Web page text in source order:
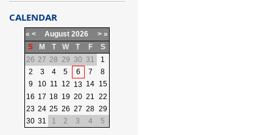
CALENDAR
« < August 2026 > »
S
M T W T F
S
26 27 28 29 30 31
1
2
3 4 5 6 7
8
9
10 11 12 13 14 15
16 17 18 19 20 21 22
23 24 25 26 27 28 29
30 31 1 2 3 4 5